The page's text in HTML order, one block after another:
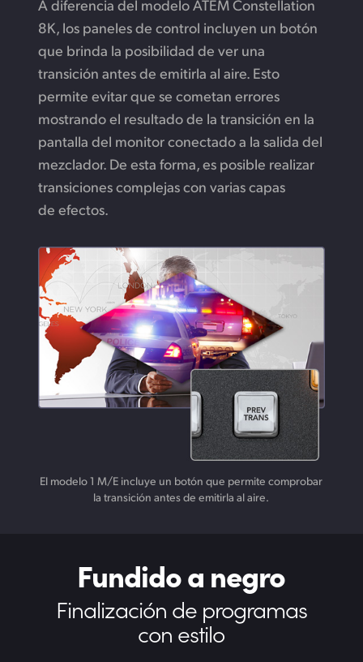
A diferencia del modelo ATEM Constellation
8K, los paneles de control incluyen un botón
que brinda la posibilidad de ver una
transición antes de emitirla al aire. Esto
permite evitar que se cometan errores
mostrando el resultado de la transición en la
pantalla del monitor conectado a la salida del
mezclador. De esta forma, es posible realizar
transiciones complejas con varias capas
de efectos.
El modelo 1 M/E incluye un botón que permite comprobar
la transición antes de emitirla al aire.
Fundido a negro
Finalización de programas
con estilo